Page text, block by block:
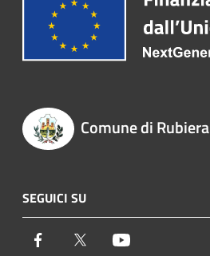
Comune di Rubiera
SEGUICI SU
Facebook Twitter